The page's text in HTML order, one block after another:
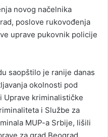
novog načelnika
poslove rukovođenja
uprave pukovnik policije
saopštilo je ranije danas
okolnosti pod
Uprave kriminalističke
i Službe za
MUP-a Srbije, lišili